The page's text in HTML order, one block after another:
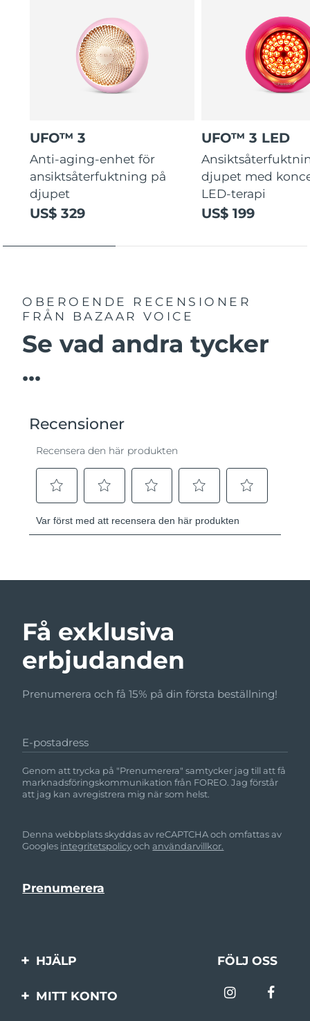
UFO™ 3
Anti-aging-enhet för
ansiktsåterfuktning på
djupet
US$ 329
UFO™ 3 LED
djupet med
LED-terapi
US$ 199
OBEROENDE RECENSIONER
FRÅN BAZAAR VOICE
Se vad andra tycker
...
Få exklusiva
erbjudanden
Prenumerera och få 15% på din första beställning!
E-postadress
Genom att trycka på "Prenumerera" samtycker jag till att få
marknadsföringskommunikation från FOREO. Jag förstår
att jag kan avregistrera mig när som helst.
Denna webbplats skyddas av reCAPTCHA och omfattas av
Googles integritetspolicyochanvändarvillkor.
HJÄLP
Kontakta oss
FÖLJ OSS
MITT KONTO